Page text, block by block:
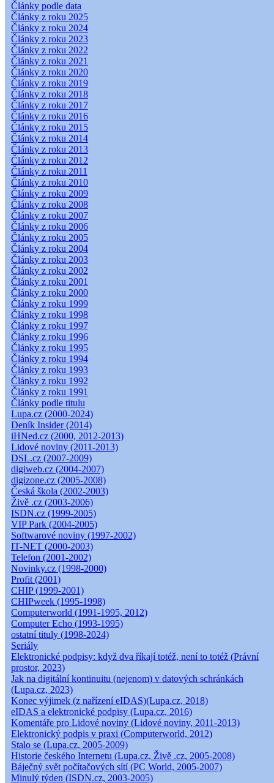
Články podle data
Články z roku 2025
Články z roku 2024
Články z roku 2023
Články z roku 2022
Články z roku 2021
Články z roku 2020
Články z roku 2019
Články z roku 2018
Články z roku 2017
Články z roku 2016
Články z roku 2015
Články z roku 2014
Články z roku 2013
Články z roku 2012
Články z roku 2011
Články z roku 2010
Články z roku 2009
Články z roku 2008
Články z roku 2007
Články z roku 2006
Články z roku 2005
Články z roku 2004
Články z roku 2003
Články z roku 2002
Články z roku 2001
Články z roku 2000
Články z roku 1999
Články z roku 1998
Články z roku 1997
Články z roku 1996
Články z roku 1995
Články z roku 1994
Články z roku 1993
Články z roku 1992
Články z roku 1991
Články podle titulu
Lupa.cz (2000-2024)
Deník Insider (2014)
iHNed.cz (2000, 2012-2013)
Lidové noviny (2011-2013)
DSL.cz (2007-2009)
digiweb.cz (2004-2007)
digizone.cz (2005-2008)
Česká škola (2002-2003)
Živě .cz (2003-2006)
ISDN.cz (1999-2005)
VIP Park (2004-2005)
Softwarové noviny (1997-2002)
IT-NET (2000-2003)
Telefon (2001-2002)
Novinky.cz (1998-2000)
Profit (2001)
CHIP (1999-2001)
CHIPweek (1995-1998)
Computerworld (1991-1995, 2012)
Computer Echo (1993-1995)
ostatní tituly (1998-2024)
Seriály
Elektronické podpisy: když dva říkají totéž, není to totéž (Právní
prostor, 2023)
Jak na digitální kontinuitu (nejenom) v datových schránkách
(Lupa.cz, 2023)
Konec výjimek (z nařízení eIDAS)(Lupa.cz, 2018)
eIDAS a elektronické podpisy (Lupa.cz, 2016)
Komentáře pro Lidové noviny (Lidové noviny, 2011-2013)
Elektronický podpis v praxi (Computerworld, 2012)
Stalo se (Lupa.cz, 2005-2009)
Historie českého Internetu (Lupa.cz, Živě .cz, 2005-2008)
Báječný svět počítačových sítí (PC World, 2005-2007)
Minulý týden (ISDN.cz, 2003-2005)